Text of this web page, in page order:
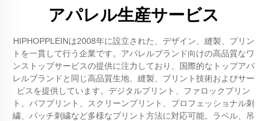
アパレル生産サービス
HIPHOPPLEINは2008年に設立された、デザイン、縫製、プリン
トを一貫して行う企業です。アパレルブランド向けの高品質なワ
ンストップサービスの提供に注力しており、国際的なトップアパ
レルブランドと同じ高品質生地、縫製、プリント技術およびサー
ビスを提供しています。デジタルプリント、ファロックプリン
ト、パフプリント、スクリーンプリント、プロフェッショナル刺
繍、パッチ刺繍など多様なプリント方法に対応可能。ラベル、吊